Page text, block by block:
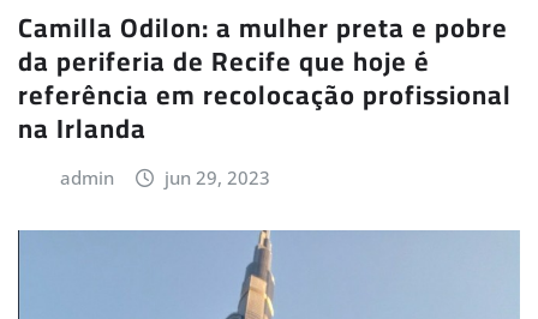
Camilla Odilon: a mulher preta e pobre
da periferia de Recife que hoje é
referência em recolocação profissional
na Irlanda
admin jun 29, 2023